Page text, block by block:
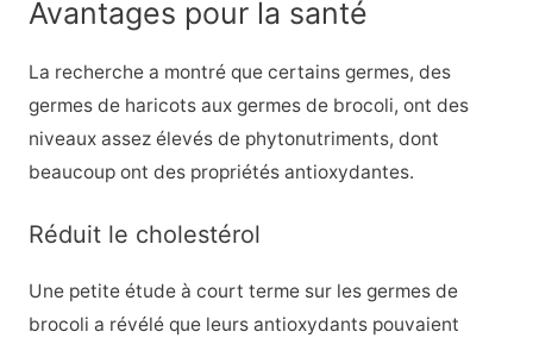
Avantages pour la santé
La recherche a montré que certains germes, des
germes de haricots aux germes de brocoli, ont des
niveaux assez élevés de phytonutriments, dont
beaucoup ont des propriétés antioxydantes.
Réduit le cholestérol
Une petite étude à court terme sur les germes de
brocoli a révélé que leurs antioxydants pouvaient